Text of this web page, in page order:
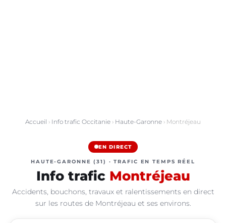
Accueil › Info trafic Occitanie › Haute-Garonne › Montréjeau
EN DIRECT
HAUTE-GARONNE (31) · TRAFIC EN TEMPS RÉEL
Info trafic Montréjeau
Accidents, bouchons, travaux et ralentissements en direct
sur les routes de Montréjeau et ses environs.